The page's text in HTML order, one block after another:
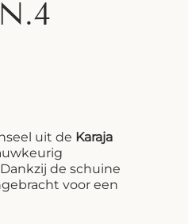
uit de Karaja
de schuine
voor een